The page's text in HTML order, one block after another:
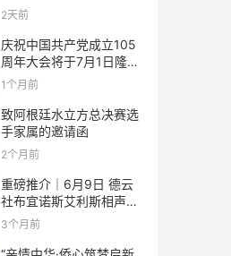
足协赞助商招待会！
2天前
庆祝中国共产党成立105
周年大会将于7月1日隆重
举行
1个月前
致阿根廷水立方总决赛选
手家属的邀请函
2个月前
重磅推介｜6月9日 德云
社布宜诺斯艾利斯相声专
场！国风曲艺邂逅南美风
结！
3个月前